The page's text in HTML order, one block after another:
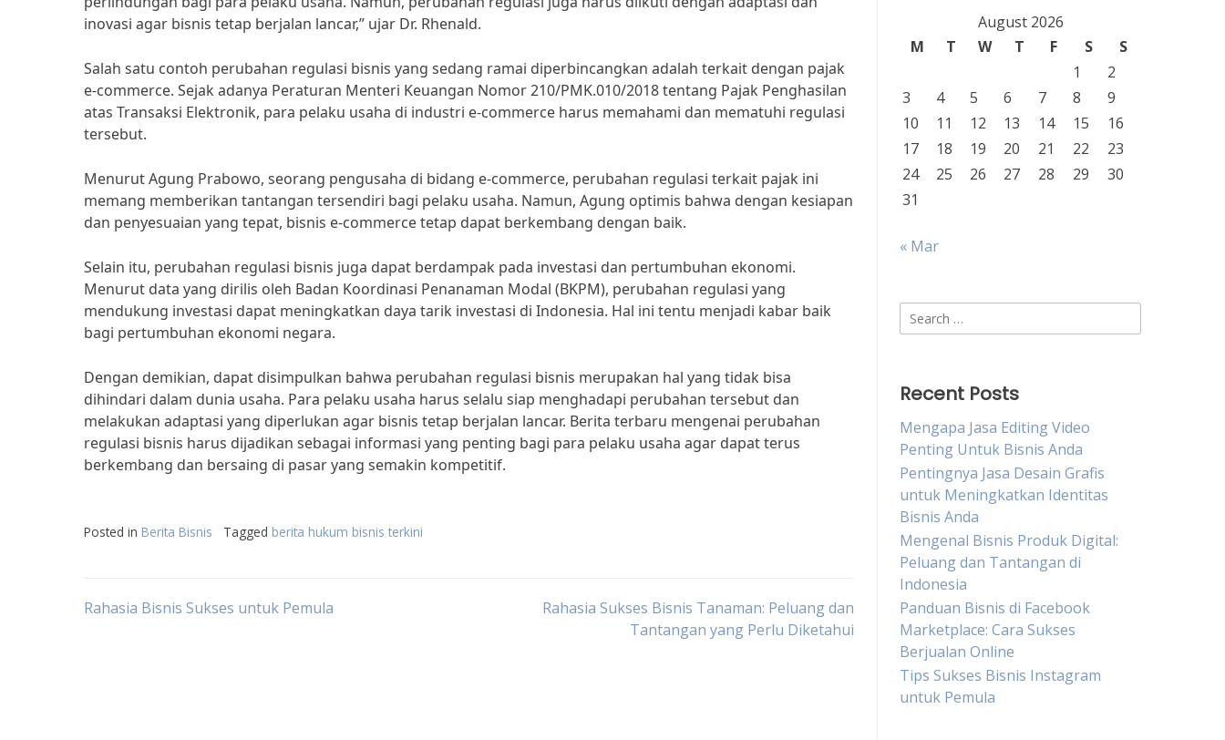
inovasi agar bisnis tetap berjalan lancar,” ujar Dr. Rhenald.
Salah satu contoh perubahan regulasi bisnis yang sedang ramai diperbincangkan adalah terkait dengan pajak
e-commerce. Sejak adanya Peraturan Menteri Keuangan Nomor 210/PMK.010/2018 tentang Pajak Penghasilan
atas Transaksi Elektronik, para pelaku usaha di industri e-commerce harus memahami dan mematuhi regulasi
tersebut.
Menurut Agung Prabowo, seorang pengusaha di bidang e-commerce, perubahan regulasi terkait pajak ini
memang memberikan tantangan tersendiri bagi pelaku usaha. Namun, Agung optimis bahwa dengan kesiapan
dan penyesuaian yang tepat, bisnis e-commerce tetap dapat berkembang dengan baik.
Selain itu, perubahan regulasi bisnis juga dapat berdampak pada investasi dan pertumbuhan ekonomi.
Menurut data yang dirilis oleh Badan Koordinasi Penanaman Modal (BKPM), perubahan regulasi yang
mendukung investasi dapat meningkatkan daya tarik investasi di Indonesia. Hal ini tentu menjadi kabar baik
bagi pertumbuhan ekonomi negara.
Dengan demikian, dapat disimpulkan bahwa perubahan regulasi bisnis merupakan hal yang tidak bisa
dihindari dalam dunia usaha. Para pelaku usaha harus selalu siap menghadapi perubahan tersebut dan
melakukan adaptasi yang diperlukan agar bisnis tetap berjalan lancar. Berita terbaru mengenai perubahan
regulasi bisnis harus dijadikan sebagai informasi yang penting bagi para pelaku usaha agar dapat terus
berkembang dan bersaing di pasar yang semakin kompetitif.
Posted in Berita Bisnis Tagged berita hukum bisnis terkini
Post
Rahasia Bisnis Sukses untuk Pemula
Rahasia Sukses Bisnis Tanaman: Peluang dan
Tantangan yang Perlu Diketahui
August 2026
M
T W T F S
S
1
2
3
4 5 6 7 8
9
10
11 12 13 14 15
16
17
18 19 20 21 22
23
24
25 26 27 28 29
30
31
« Mar
Search
for:
Recent Posts
Mengapa Jasa Editing Video
Penting Untuk Bisnis Anda
Pentingnya Jasa Desain Grafis
untuk Meningkatkan Identitas
Bisnis Anda
Mengenal Bisnis Produk Digital:
Peluang dan Tantangan di
Indonesia
Panduan Bisnis di Facebook
Marketplace: Cara Sukses
Berjualan Online
Tips Sukses Bisnis Instagram
untuk Pemula